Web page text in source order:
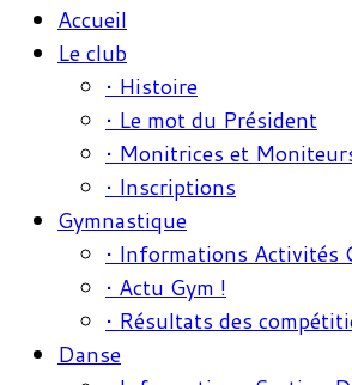
Accueil
Le club
• Histoire
• Le mot du Président
• Monitrices et
• Inscriptions
Gymnastique
• Informations Activités
• Actu Gym !
• Résultats des
Danse